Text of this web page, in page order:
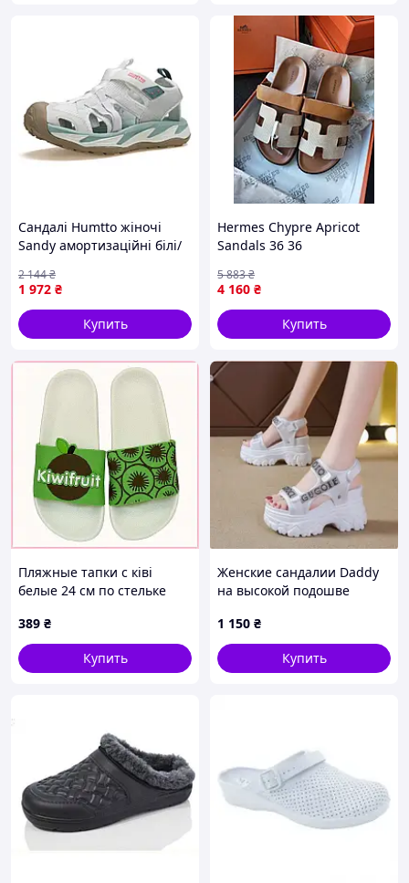
Сандалі Humtto жіночі
Sandy амортизаційні білі/
Доступный
1 972 ₴
2 144₴
Купить
Hermes Chypre Apricot
Sandals 36 36
4 160 ₴
5 883₴
Купить
Пляжные тапки с ківі
белые 24 см по стельке
389 ₴
Купить
Женские сандалии Daddy
на высокой подошве
1 150 ₴
Купить